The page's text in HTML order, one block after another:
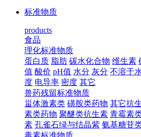
标准物质
products
食品
理化标准物质
蛋白质 脂肪 碳水化合物 维生素
值 酸价 pH值 水分 灰分 不溶于
度 电导率 密度 其它
兽药残留标准物质
甾体激素类 磺胺类药物 其它抗
素类药物 聚醚类抗生素 青霉素
素 孔雀石绿与结晶紫 氨基糖苷
毒素标准物质